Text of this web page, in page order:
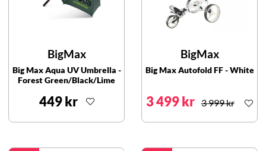
BigMax
Big Max Aqua UV Umbrella -
Forest Green/Black/Lime
449 kr
BigMax
Big Max Autofold FF - White
3 499 kr 3 999 kr